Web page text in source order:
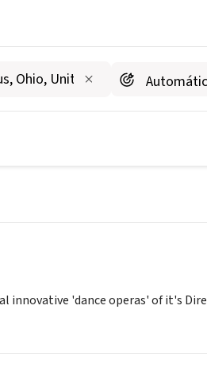
'dance operas' of it's